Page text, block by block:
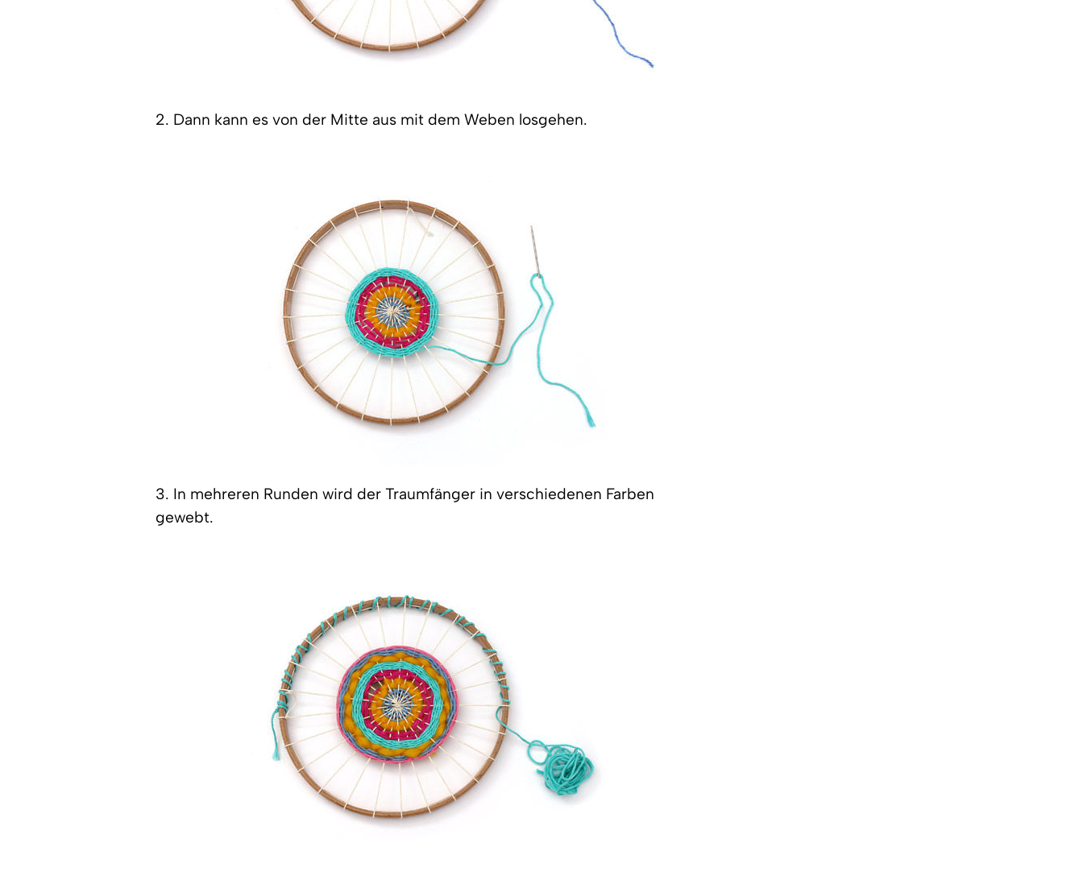
2. Dann kann es von der Mitte aus mit dem Weben losgehen.
3. In mehreren Runden wird der Traumfänger in verschiedenen Farben
gewebt.